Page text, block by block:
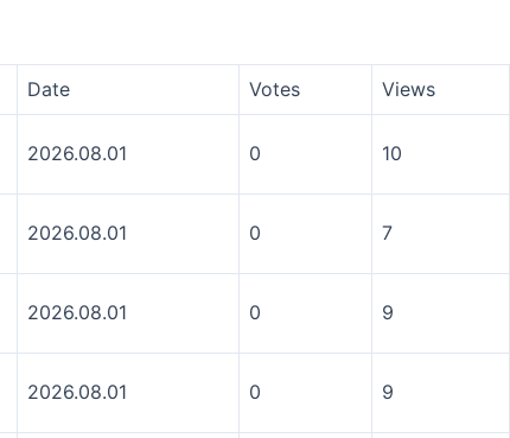
Date Votes Views
2026.08.01 0 10
2026.08.01 0 7
2026.08.01 0 9
2026.08.01 0 9